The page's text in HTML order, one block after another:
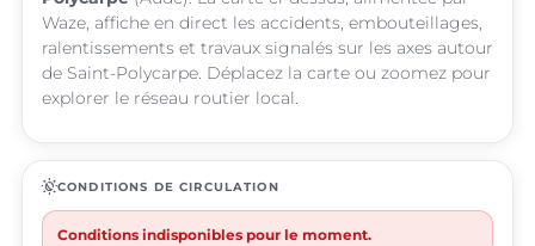
Waze, affiche en direct les accidents, embouteillages,
ralentissements et travaux signalés sur les axes autour
de Saint-Polycarpe. Déplacez la carte ou zoomez pour
explorer le réseau routier local.
routineCONDITIONS DE CIRCULATION
Conditions indisponibles pour le moment.